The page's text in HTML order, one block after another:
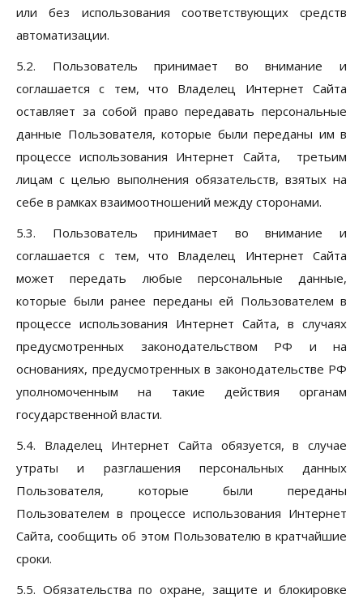
или без использования соответствующих средств
автоматизации.
5.2. Пользователь принимает во внимание и
соглашается с тем, что Владелец Интернет Сайта
оставляет за собой право передавать персональные
данные Пользователя, которые были переданы им в
процессе использования Интернет Сайта, третьим
лицам с целью выполнения обязательств, взятых на
себе в рамках взаимоотношений между сторонами.
5.3. Пользователь принимает во внимание и
соглашается с тем, что Владелец Интернет Сайта
может передать любые персональные данные,
которые были ранее переданы ей Пользователем в
процессе использования Интернет Сайта, в случаях
предусмотренных законодательством РФ и на
основаниях, предусмотренных в законодательстве РФ
уполномоченным на такие действия органам
государственной власти.
5.4. Владелец Интернет Сайта обязуется, в случае
утраты и разглашения персональных данных
Пользователя, которые были переданы
Пользователем в процессе использования Интернет
Сайта, сообщить об этом Пользователю в кратчайшие
сроки.
5.5. Обязательства по охране, защите и блокировке